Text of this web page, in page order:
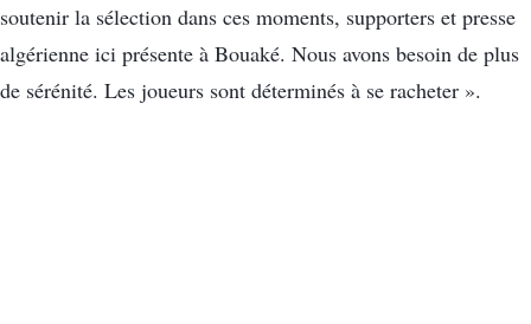
soutenir la sélection dans ces moments, supporters et presse
algérienne ici présente à Bouaké. Nous avons besoin de plus
de sérénité. Les joueurs sont déterminés à se racheter ».